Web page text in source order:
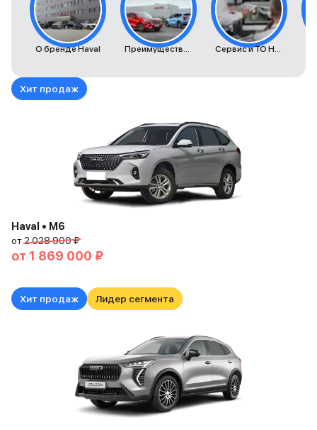
О бренде Haval Преимущества автомобилей Haval Сервис и ТО Haval
Хит продаж
Haval • M6
от2 028 900 ₽
от 1 869 000 ₽
Хит продаж Лидер сегмента